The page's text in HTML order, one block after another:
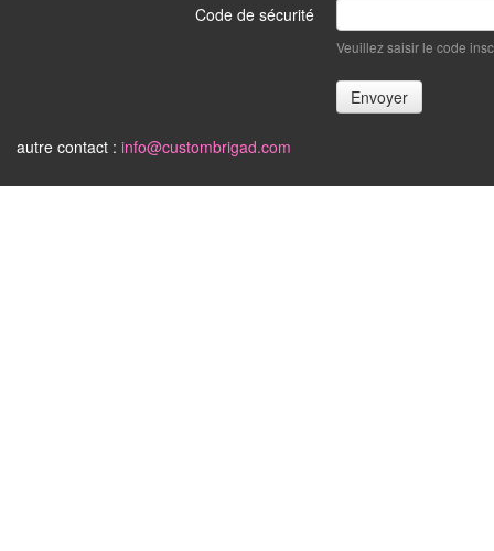
Code de sécurité
Veuillez saisir le code
autre contact : info@custombrigad.com